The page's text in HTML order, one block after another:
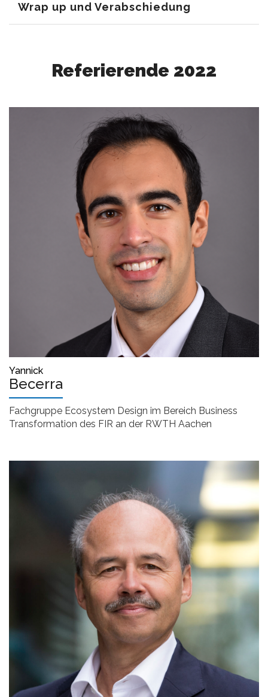
Wrap up und Verabschiedung
Referierende 2022
Yannick
Becerra
Fachgruppe Ecosystem Design im Bereich Business
Transformation des FIR an der RWTH Aachen